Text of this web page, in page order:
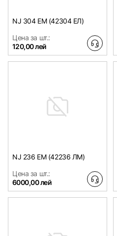
NJ 304 EM (42304 ЕЛ)
Цена за шт.:
120,00 лей
NJ 236 EM (42236 ЛM)
Цена за шт.:
6000,00 лей